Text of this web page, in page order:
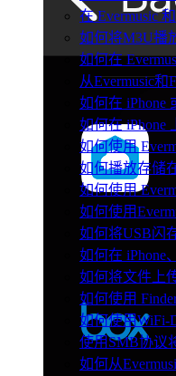
在 Evermusic
如何将M3U播
如何在
从Evermusic
如何在 iPhone
如何在 iPhone
如何使用
如何播放存储
如何使用
如何使用
如何将USB闪
如何在 iPhone
如何将文件上
如何使用
如何使用WiFi-
使用SMB协议
如何从